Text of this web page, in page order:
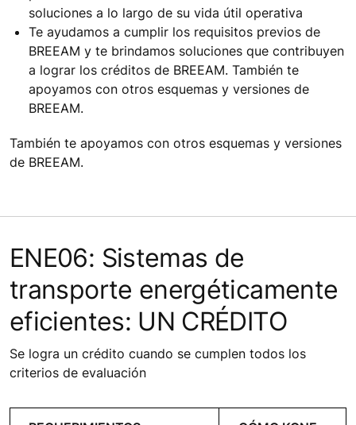
soluciones a lo largo de su vida útil operativa
Te ayudamos a cumplir los requisitos previos de
BREEAM y te brindamos soluciones que contribuyen
a lograr los créditos de BREEAM. También te
apoyamos con otros esquemas y versiones de
BREEAM.
También te apoyamos con otros esquemas y versiones
de BREEAM.
ENE06: Sistemas de
transporte energéticamente
eficientes: UN CRÉDITO
Se logra un crédito cuando se cumplen todos los
criterios de evaluación